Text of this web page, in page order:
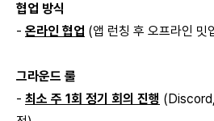
협업 방식
- 온라인 협업 (앱 런칭 후 오프라인 밋
그라운드 룰
- 최소 주 1회 정기 회의 진행